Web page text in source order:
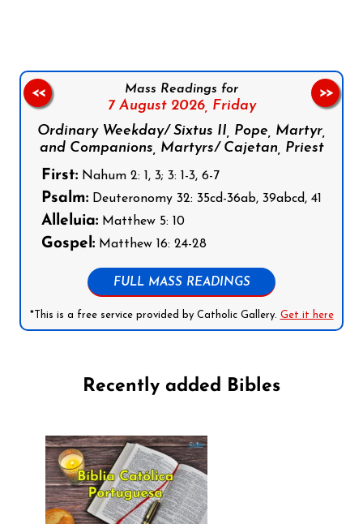
Mass Readings for
7 August 2026, Friday
Ordinary Weekday/ Sixtus II, Pope, Martyr,
and Companions, Martyrs/ Cajetan, Priest
First: Nahum 2: 1, 3; 3: 1-3, 6-7
Psalm: Deuteronomy 32: 35cd-36ab, 39abcd, 41
Alleluia: Matthew 5: 10
Gospel: Matthew 16: 24-28
FULL MASS READINGS
*This is a free service provided by Catholic Gallery. Get it here
<< >>
Recently added Bibles